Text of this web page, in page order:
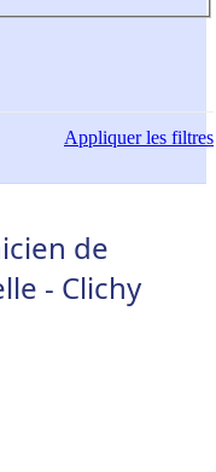
Appliquerles filtres
de
- Clichy